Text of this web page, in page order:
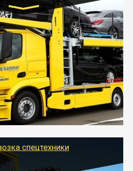
Рассчитывается
от Тайгер Логистик – это
способ доставить несколько
за одну поездку в другой
компания организует доставку
оптимальный маршрут с
по пути следования.
спецтехники